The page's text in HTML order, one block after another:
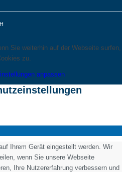
Sie weiterhin auf der Webseite surfen,
zu.
anpassen
Ihrem Gerät eingestellt werden. Wir
wenn Sie unsere Webseite
Ihre Nutzererfahrung verbessern und